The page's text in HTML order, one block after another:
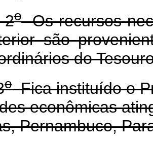
oOs recursos
são
do
oFica instituído o
econômicas
Pernambuco,